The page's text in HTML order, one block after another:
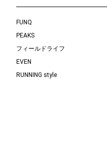
FUNQ
PEAKS
フィールドライフ
EVEN
RUNNING style